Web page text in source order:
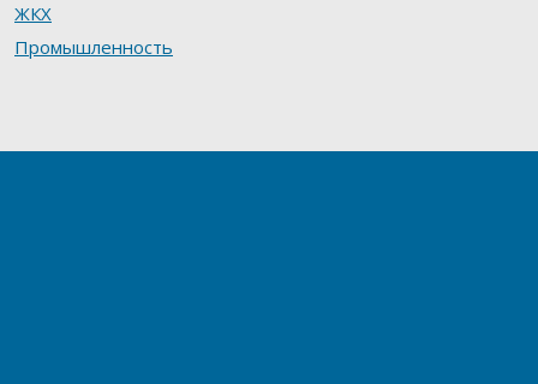
ЖКХ
Промышленность